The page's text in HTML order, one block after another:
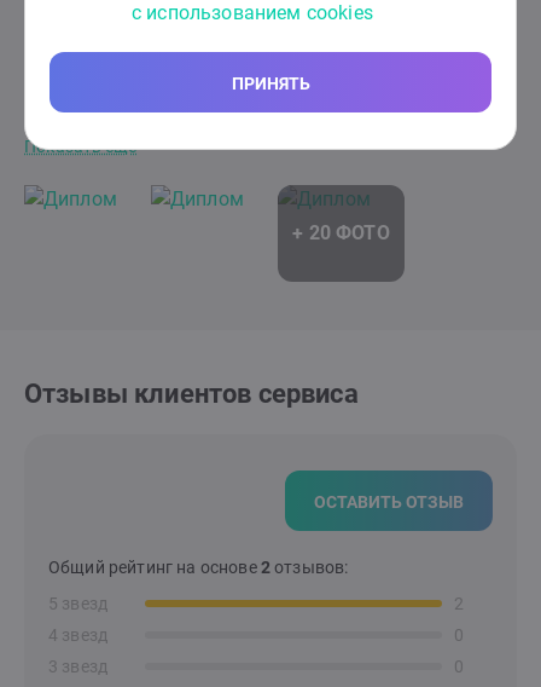
с использованием cookies
ПРИНЯТЬ
психосоматическим заболеванием.
Показать еще
Отзывы клиентов сервиса
ОСТАВИТЬ ОТЗЫВ
Общий рейтинг на основе2отзывов:
5 звезд
2
4 звезд
0
3 звезд
0